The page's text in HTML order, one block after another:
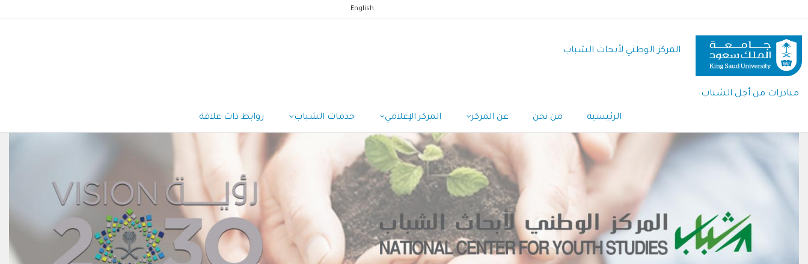
المحتوى
الرئيسي
English
المركز الوطني لأبحاث الشباب
مبادرات من أجل الشباب
Navigation
الرئيسية من نحن عن المركز المركز الإعلامي خدمات الشباب روابط ذات علاقة